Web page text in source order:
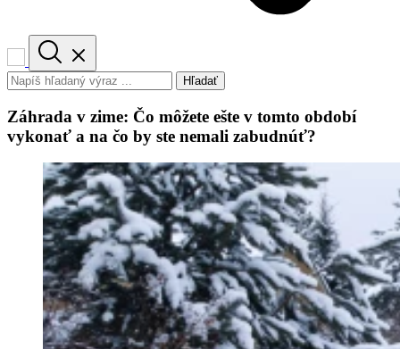
Hľadať
Záhrada v zime: Čo môžete ešte v tomto období
vykonať a na čo by ste nemali zabudnúť?